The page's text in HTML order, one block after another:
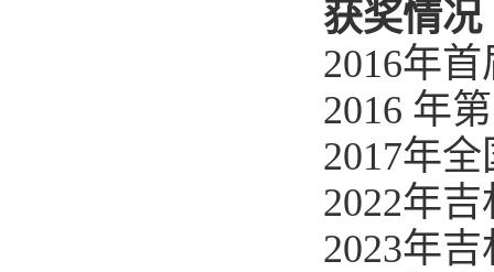
获奖情况
2016年
2016 年
2017年
2022年
2023年